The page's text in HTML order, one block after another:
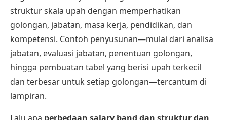
struktur skala upah dengan memperhatikan
golongan, jabatan, masa kerja, pendidikan, dan
kompetensi. Contoh penyusunan—mulai dari analisa
jabatan, evaluasi jabatan, penentuan golongan,
hingga pembuatan tabel yang berisi upah terkecil
dan terbesar untuk setiap golongan—tercantum di
lampiran.